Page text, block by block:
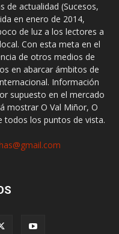
de actualidad (Sucesos,
en enero de 2014,
de luz a los lectores a
Con esta meta en el
de otros medios de
en abarcar ámbitos de
Información
supuesto en el mercado
mostrar O Val Miñor, O
todos los puntos de vista.